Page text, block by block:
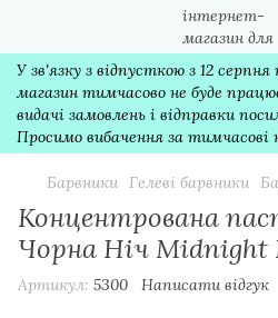
У зв'язку з відпусткою з 12 серпня
магазин тимчасово не буде
видачі замовлень і відправки
Просимо вибачення за тимчасові
Барвники Гелеві барвники
Концентрована
Чорна Ніч Midnight
Артикул: 5300 Написати відгук